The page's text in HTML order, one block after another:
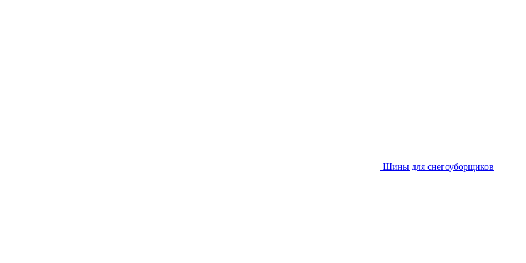
Шины для снегоуборщиков